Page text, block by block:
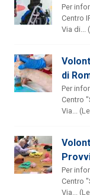
Per
Centro
Via di...
di
Per
Centro
Via...
Per
Centro
Via...